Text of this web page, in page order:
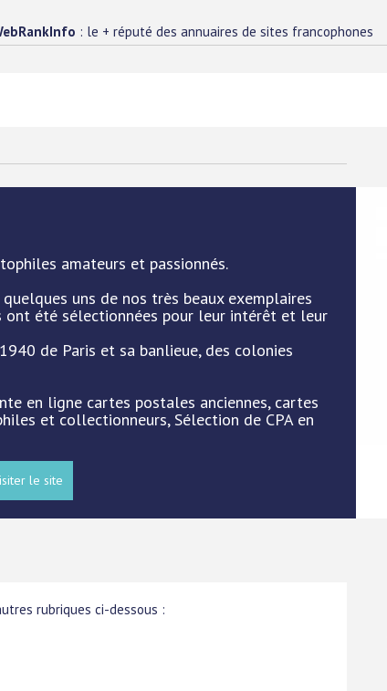
: le + réputé des annuaires de sites francophones
amateurs et passionnés.
uns de nos très beaux exemplaires
ont été sélectionnées pour leur intérêt et leur
de Paris et sa banlieue, des colonies
en ligne cartes postales anciennes, cartes
et collectionneurs, Sélection de CPA en
le site
rubriques ci-dessous :